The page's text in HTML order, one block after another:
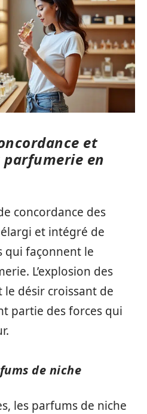
et
parfumerie en
concordance des
et intégré de
qui façonnent le
L’explosion des
désir croissant de
partie des forces qui
de niche
les parfums de niche